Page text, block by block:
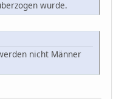
wurde.
nicht Männer